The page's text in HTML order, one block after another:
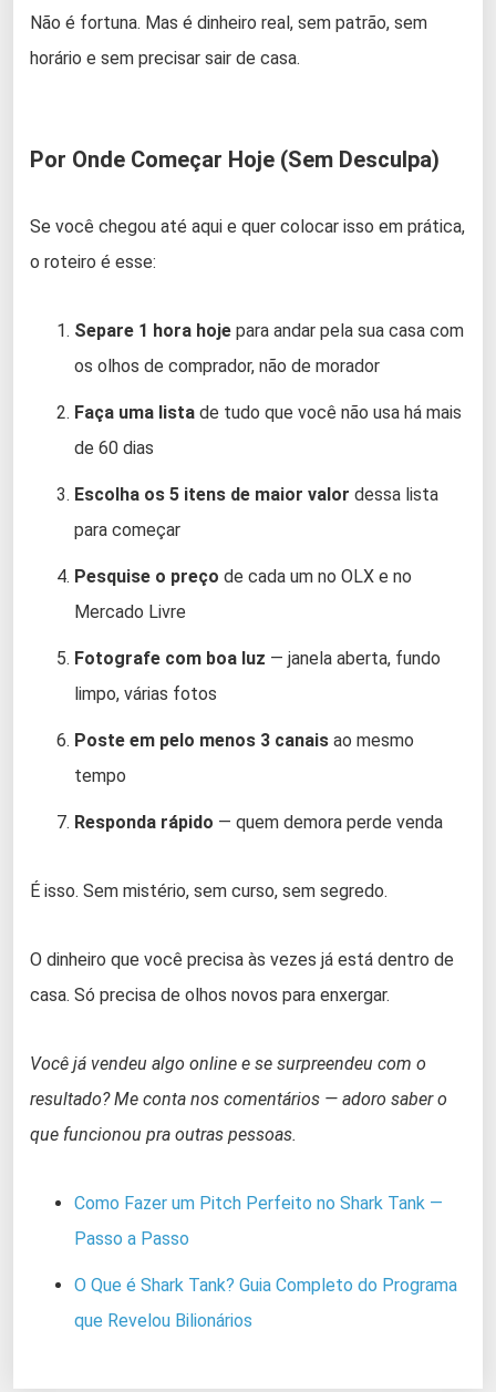
Não é fortuna. Mas é dinheiro real, sem patrão, sem
horário e sem precisar sair de casa.
Por Onde Começar Hoje (Sem Desculpa)
Se você chegou até aqui e quer colocar isso em prática,
o roteiro é esse:
Separe 1 hora hoje para andar pela sua casa com
os olhos de comprador, não de morador
Faça uma lista de tudo que você não usa há mais
de 60 dias
Escolha os 5 itens de maior valor dessa lista
para começar
Pesquise o preço de cada um no OLX e no
Mercado Livre
Fotografe com boa luz — janela aberta, fundo
limpo, várias fotos
Poste em pelo menos 3 canais ao mesmo
tempo
Responda rápido — quem demora perde venda
É isso. Sem mistério, sem curso, sem segredo.
O dinheiro que você precisa às vezes já está dentro de
casa. Só precisa de olhos novos para enxergar.
Você já vendeu algo online e se surpreendeu com o
resultado? Me conta nos comentários — adoro saber o
que funcionou pra outras pessoas.
Como Fazer um Pitch Perfeito no Shark Tank —
Passo a Passo
O Que é Shark Tank? Guia Completo do Programa
que Revelou Bilionários